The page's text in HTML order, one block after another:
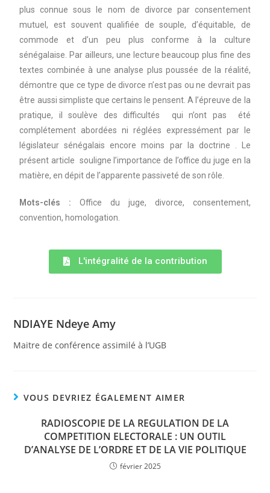
plus connue sous le nom de divorce par consentement
mutuel, est souvent qualifiée de souple, d’équitable, de
commode et d’un peu plus conforme à la culture
sénégalaise. Par ailleurs, une lecture beaucoup plus fine des
textes combinée à une analyse plus poussée de la réalité,
démontre que ce type de divorce n’est pas ou ne devrait pas
être aussi simpliste que certains le pensent. A l’épreuve de la
pratique, il soulève des difficultés qui n’ont pas été
complétement abordées ni réglées expressément par le
législateur sénégalais encore moins par la doctrine . Le
présent article souligne l’importance de l’office du juge en la
matière, en dépit de l’apparente passiveté de son rôle.
Mots-clés :Office du juge, divorce, consentement,
convention, homologation.
L'intégralité de la contribution
NDIAYE Ndeye Amy
Maitre de conférence assimilé à l’UGB
VOUS DEVRIEZ ÉGALEMENT AIMER
RADIOSCOPIE DE LA REGULATION DE LA
COMPETITION ELECTORALE : UN OUTIL
D’ANALYSE DE L’ORDRE ET DE LA VIE POLITIQUE
février 2025